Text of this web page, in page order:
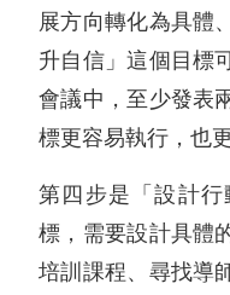
展方向轉化為具體
升自信」這個目標
會議中，至少發表
標更容易執行，也
第四步是「設計行
標，需要設計具體
培訓課程、尋找導